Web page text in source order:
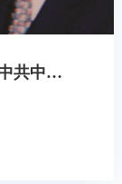
庆祝中国话剧九十周年纪念大会上，中共中央政治局常委副总理李岚清同郭然留影